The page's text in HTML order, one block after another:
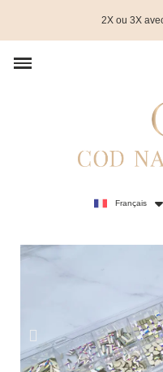
2X ou 3X
Français